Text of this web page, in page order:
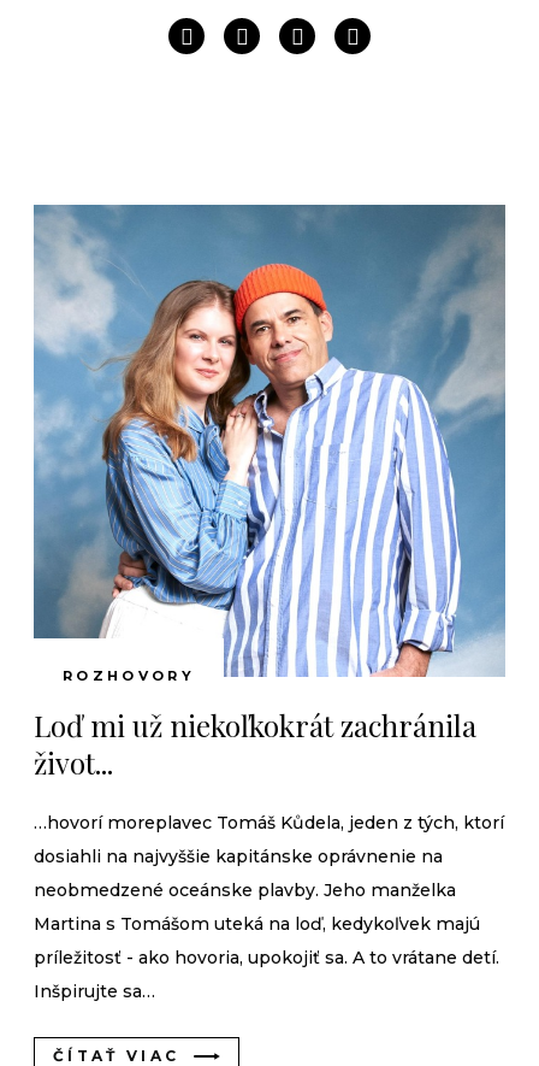
ROZHOVORY
Loď mi už niekoľkokrát zachránila
život...
…hovorí moreplavec Tomáš Kůdela, jeden z tých, ktorí
dosiahli na najvyššie kapitánske oprávnenie na
neobmedzené oceánske plavby. Jeho manželka
Martina s Tomášom uteká na loď, kedykoľvek majú
príležitosť - ako hovoria, upokojiť sa. A to vrátane detí.
Inšpirujte sa…
ČÍTAŤ VIAC